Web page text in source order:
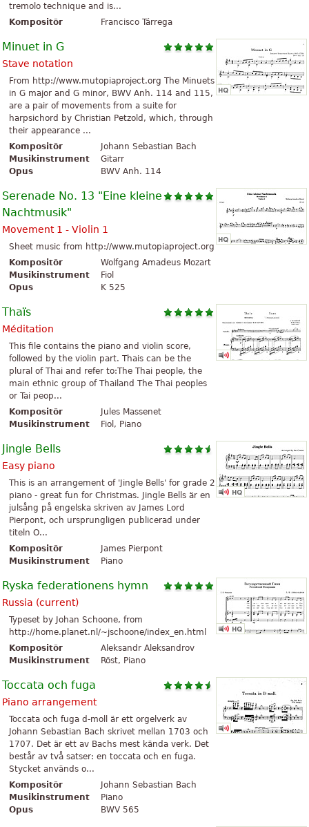
tremolo technique and is...
Kompositör
Francisco Tárrega
Minuet in G
Stave notation
From http://www.mutopiaproject.org The Minuets
in G major and G minor, BWV Anh. 114 and 115,
are a pair of movements from a suite for
harpsichord by Christian Petzold, which, through
their appearance ...
Kompositör
Johann Sebastian Bach
Musikinstrument
Gitarr
Opus
BWV Anh. 114
Serenade No. 13 "Eine kleine
Nachtmusik"
Movement 1 - Violin 1
Sheet music from http://www.mutopiaproject.org
Kompositör
Wolfgang Amadeus Mozart
Musikinstrument
Fiol
Opus
K 525
Thaïs
Méditation
This file contains the piano and violin score,
followed by the violin part. Thais can be the
plural of Thai and refer to:The Thai people, the
main ethnic group of Thailand The Thai peoples
or Tai peop...
Kompositör
Jules Massenet
Musikinstrument
Fiol, Piano
Jingle Bells
Easy piano
This is an arrangement of 'Jingle Bells' for grade 2
piano - great fun for Christmas. Jingle Bells är en
julsång på engelska skriven av James Lord
Pierpont, och ursprungligen publicerad under
titeln O...
Kompositör
James Pierpont
Musikinstrument
Piano
Ryska federationens hymn
Russia (current)
Typeset by Johan Schoone, from
http://home.planet.nl/~jschoone/index_en.html
Kompositör
Aleksandr Aleksandrov
Musikinstrument
Röst, Piano
Toccata och fuga
Piano arrangement
Toccata och fuga d-moll är ett orgelverk av
Johann Sebastian Bach skrivet mellan 1703 och
1707. Det är ett av Bachs mest kända verk. Det
består av två satser: en toccata och en fuga.
Stycket används o...
Kompositör
Johann Sebastian Bach
Musikinstrument
Piano
Opus
BWV 565